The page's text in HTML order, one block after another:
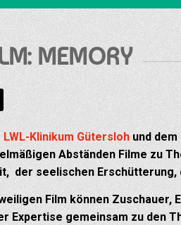
MEMORY
LWL-Klinikum Gütersloh und
Abständen Filme zu
der seelischen
Film können Zuschauer,
Expertise gemeinsam zu den